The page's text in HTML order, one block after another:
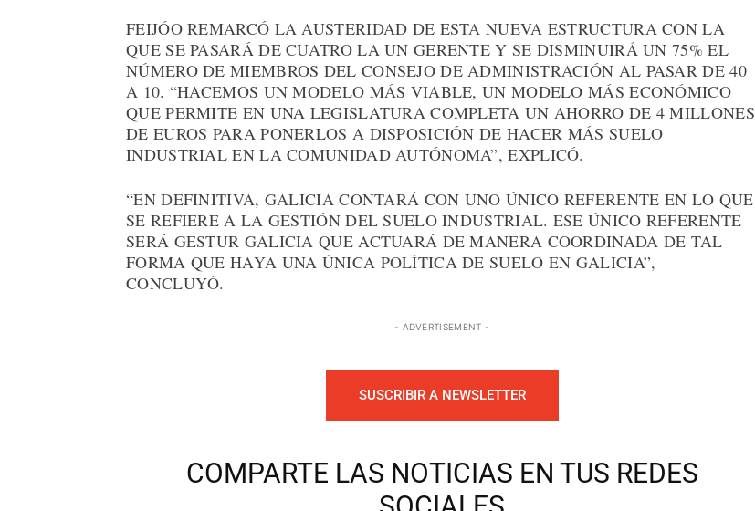
FEIJÓO REMARCÓ LA AUSTERIDAD DE ESTA NUEVA ESTRUCTURA CON LA
QUE SE PASARÁ DE CUATRO LA UN GERENTE Y SE DISMINUIRÁ UN 75% EL
NÚMERO DE MIEMBROS DEL CONSEJO DE ADMINISTRACIÓN AL PASAR DE 40
A 10. “HACEMOS UN MODELO MÁS VIABLE, UN MODELO MÁS ECONÓMICO
QUE PERMITE EN UNA LEGISLATURA COMPLETA UN AHORRO DE 4 MILLONES
DE EUROS PARA PONERLOS A DISPOSICIÓN DE HACER MÁS SUELO
INDUSTRIAL EN LA COMUNIDAD AUTÓNOMA”, EXPLICÓ.
“EN DEFINITIVA, GALICIA CONTARÁ CON UNO ÚNICO REFERENTE EN LO QUE
SE REFIERE A LA GESTIÓN DEL SUELO INDUSTRIAL. ESE ÚNICO REFERENTE
SERÁ GESTUR GALICIA QUE ACTUARÁ DE MANERA COORDINADA DE TAL
FORMA QUE HAYA UNA ÚNICA POLÍTICA DE SUELO EN GALICIA”,
CONCLUYÓ.
- ADVERTISEMENT -
SUSCRIBIR A NEWSLETTER
COMPARTE LAS NOTICIAS EN TUS REDES